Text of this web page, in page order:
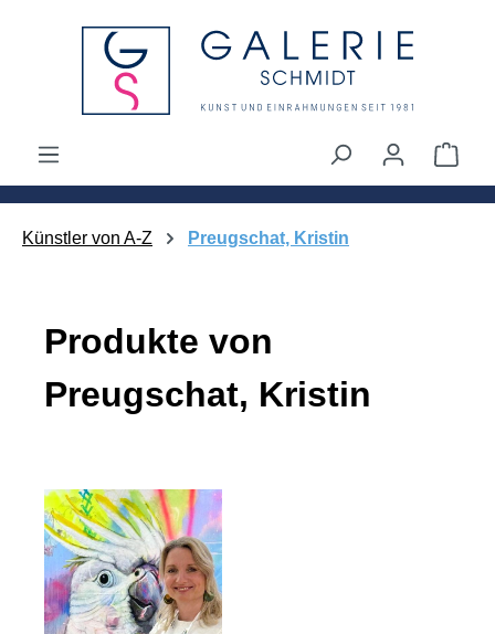
springen
Künstler von A-Z Preugschat, Kristin
Produkte von
Preugschat, Kristin